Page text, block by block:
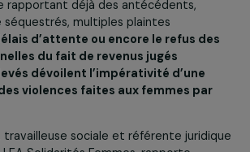
chaque département, des grilles
la gravité des violences ont été
du personnel de police et il est
de déposer une main courante
conjugales depuis 2013.
écarts avec la pratique peuvent être
violences vues comme de simples